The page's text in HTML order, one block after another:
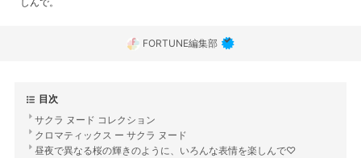
FORTUNE編集部
目次
サクラ ヌード コレクション
クロマティックス ー サクラ ヌード
昼夜で異なる桜の輝きのように、いろんな表情を楽しんで♡